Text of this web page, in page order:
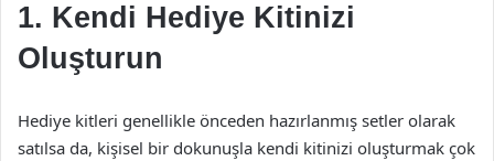
1. Kendi Hediye Kitinizi
Oluşturun
Hediye kitleri genellikle önceden hazırlanmış setler olarak
satılsa da, kişisel bir dokunuşla kendi kitinizi oluşturmak çok